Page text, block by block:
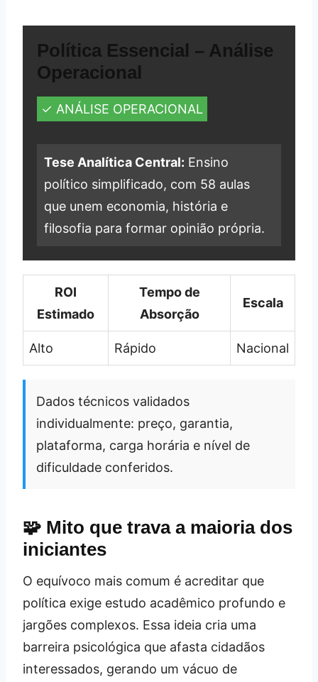
Política Essencial – Análise
Operacional
✓ ANÁLISE OPERACIONAL
Tese Analítica Central: Ensino
político simplificado, com 58 aulas
que unem economia, história e
filosofia para formar opinião própria.
ROI
Estimado
Tempo de
Absorção
Escala
Alto Rápido Nacional
Dados técnicos validados
individualmente: preço, garantia,
plataforma, carga horária e nível de
dificuldade conferidos.
🧩 Mito que trava a maioria dos
iniciantes
O equívoco mais comum é acreditar que
política exige estudo acadêmico profundo e
jargões complexos. Essa ideia cria uma
barreira psicológica que afasta cidadãos
interessados, gerando um vácuo de